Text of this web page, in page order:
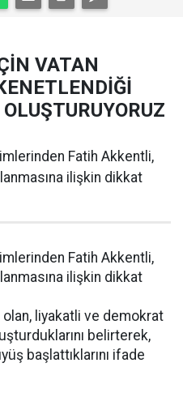
VATAN
Fatih Akkentli,
ilişkin dikkat
Fatih Akkentli,
ilişkin dikkat
olan, liyakatli ve demokrat
belirterek,
başlattıklarını ifade